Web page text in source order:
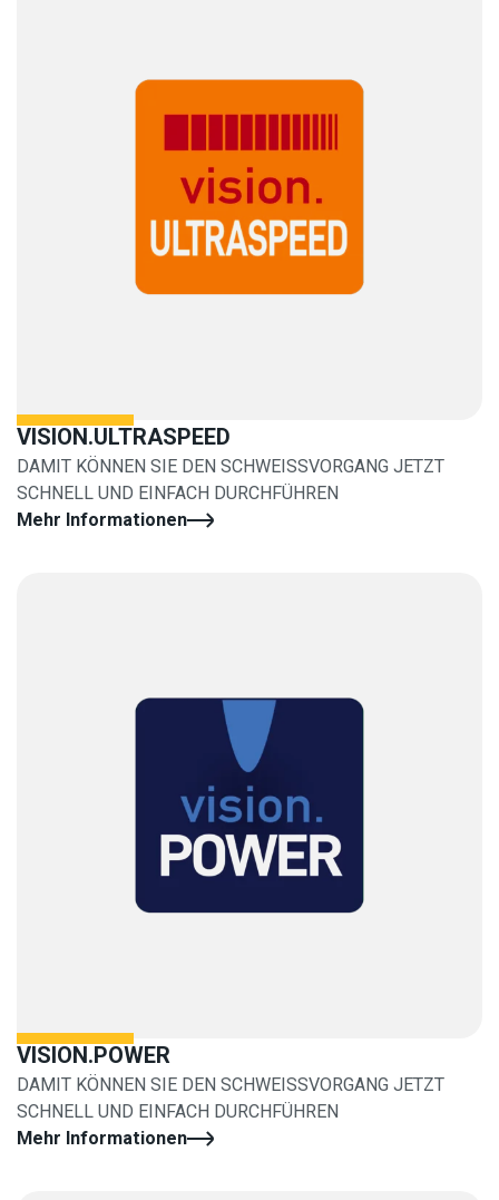
VISION.ULTRASPEED
DAMIT KÖNNEN SIE DEN SCHWEISSVORGANG JETZT
SCHNELL UND EINFACH DURCHFÜHREN
Mehr Informationen
VISION.POWER
DAMIT KÖNNEN SIE DEN SCHWEISSVORGANG JETZT
SCHNELL UND EINFACH DURCHFÜHREN
Mehr Informationen